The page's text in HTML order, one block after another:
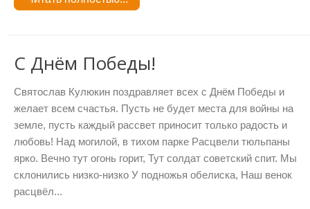
С Днём Победы!
Святослав Кулюкин поздравляет всех с Днём Победы и
желает всем счастья. Пусть не будет места для войны на
земле, пусть каждый рассвет приносит только радость и
любовь! Над могилой, в тихом парке Расцвели тюльпаны
ярко. Вечно тут огонь горит, Тут солдат советский спит. Мы
склонились низко-низко У подножья обелиска, Наш венок
расцвёл...